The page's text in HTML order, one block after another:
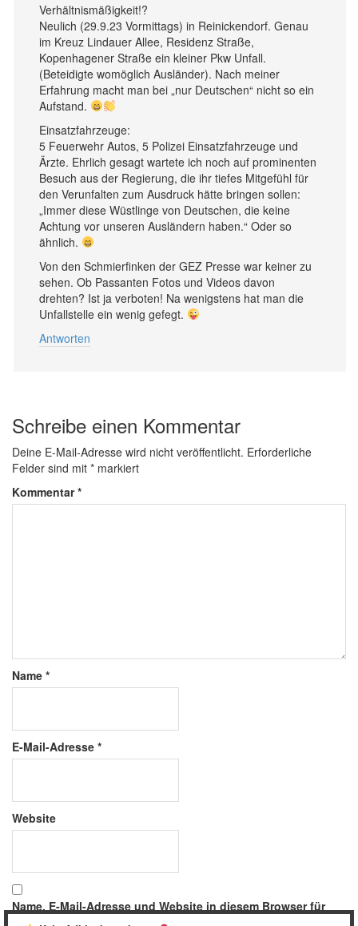
Verhältnismäßigkeit!?
Neulich (29.9.23 Vormittags) in Reinickendorf. Genau
im Kreuz Lindauer Allee, Residenz Straße,
Kopenhagener Straße ein kleiner Pkw Unfall.
(Beteidigte womöglich Ausländer). Nach meiner
Erfahrung macht man bei „nur Deutschen“ nicht so ein
Aufstand.
Einsatzfahrzeuge:
5 Feuerwehr Autos, 5 Polizei Einsatzfahrzeuge und
Ärzte. Ehrlich gesagt wartete ich noch auf prominenten
Besuch aus der Regierung, die ihr tiefes Mitgefühl für
den Verunfalten zum Ausdruck hätte bringen sollen:
„Immer diese Wüstlinge von Deutschen, die keine
Achtung vor unseren Ausländern haben.“ Oder so
ähnlich.
Von den Schmierfinken der GEZ Presse war keiner zu
sehen. Ob Passanten Fotos und Videos davon
drehten? Ist ja verboten! Na wenigstens hat man die
Unfallstelle ein wenig gefegt.
Antworten
Schreibe einen Kommentar
Deine E-Mail-Adresse wird nicht veröffentlicht. Erforderliche
Felder sind mit * markiert
Kommentar*
Name *
E-Mail-Adresse *
Website
Name, E-Mail-Adresse und Website in diesem Browser für
meinen nächsten Kommentar speichern.